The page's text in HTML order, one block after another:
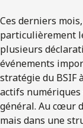
Ces derniers
particulièrement
plusieurs
événements
stratégie du BSIF
actifs
général. Au cœur
mais dans une